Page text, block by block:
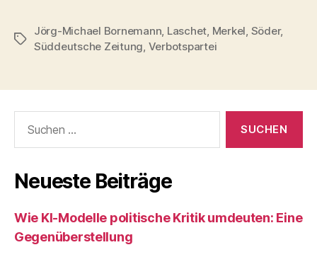
Schlagwörter
Jörg-Michael Bornemann, Laschet, Merkel, Söder,
Süddeutsche Zeitung, Verbotspartei
nach:
Neueste Beiträge
Wie KI‑Modelle politische Kritik umdeuten: Eine
Gegenüberstellung